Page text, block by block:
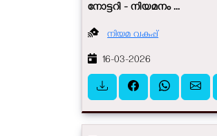
നോട്ടറി - നിയമനം ...
നിയമ വകുപ്പ്
16-03-2026